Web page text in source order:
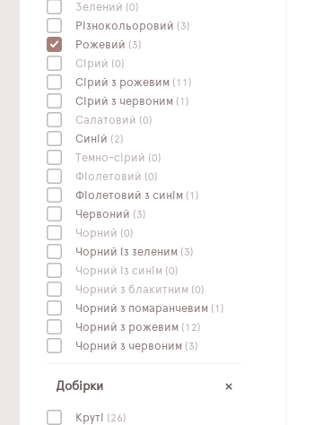
Зелений (0)
Різнокольоровий (3)
Рожевий (3)
Сірий (0)
Сірий з рожевим (11)
Сірий з червоним (1)
Салатовий (0)
Синій (2)
Темно-сірий (0)
Фіолетовий (0)
Фіолетовий з синім (1)
Червоний (3)
Чорний (0)
Чорний із зеленим (3)
Чорний із синім (0)
Чорний з блакитним (0)
Чорний з помаранчевим (1)
Чорний з рожевим (12)
Чорний з червоним (3)
Добірки
Круті (26)